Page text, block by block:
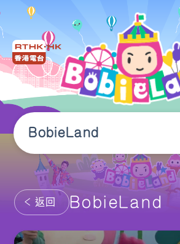
BobieLand
返回 BobieLand